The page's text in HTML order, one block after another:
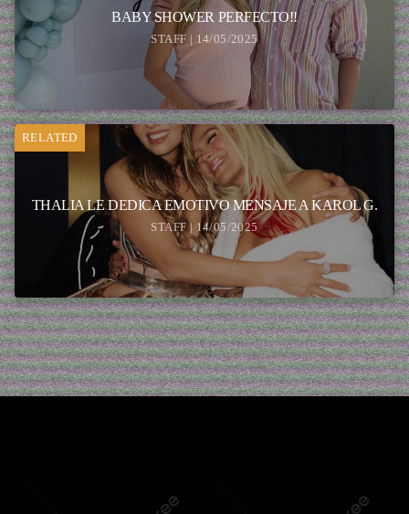
BABY SHOWER PERFECTO!!
STAFF | 14/05/2025
RELATED
THALIA LE DEDICA EMOTIVO MENSAJE A KAROL G.
STAFF | 14/05/2025